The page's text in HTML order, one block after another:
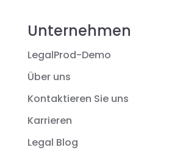
Unternehmen
LegalProd-Demo
Über uns
Kontaktieren Sie uns
Karrieren
Legal Blog